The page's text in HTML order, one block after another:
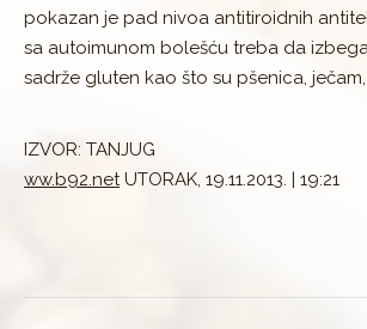
pokazan je pad nivoa antitiroidnih
sa autoimunom bolešću treba da
sadrže gluten kao što su pšenica, ječam,
IZVOR: TANJUG
ww.b92.netUTORAK, 19.11.2013. | 19:21